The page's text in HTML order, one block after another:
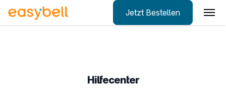
Jetzt Bestellen
Hilfecenter